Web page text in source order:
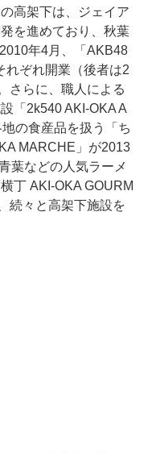
高架下は、ジェイア
を進めており、秋葉
年4月、「AKB48
れぞれ開業（後者は2
さらに、職人による
「2k540 AKI-OKA A
の食産品を扱う「ち
MARCHE」が2013
葉などの人気ラーメ
丁 AKI-OKA GOURM
続々と高架下施設を